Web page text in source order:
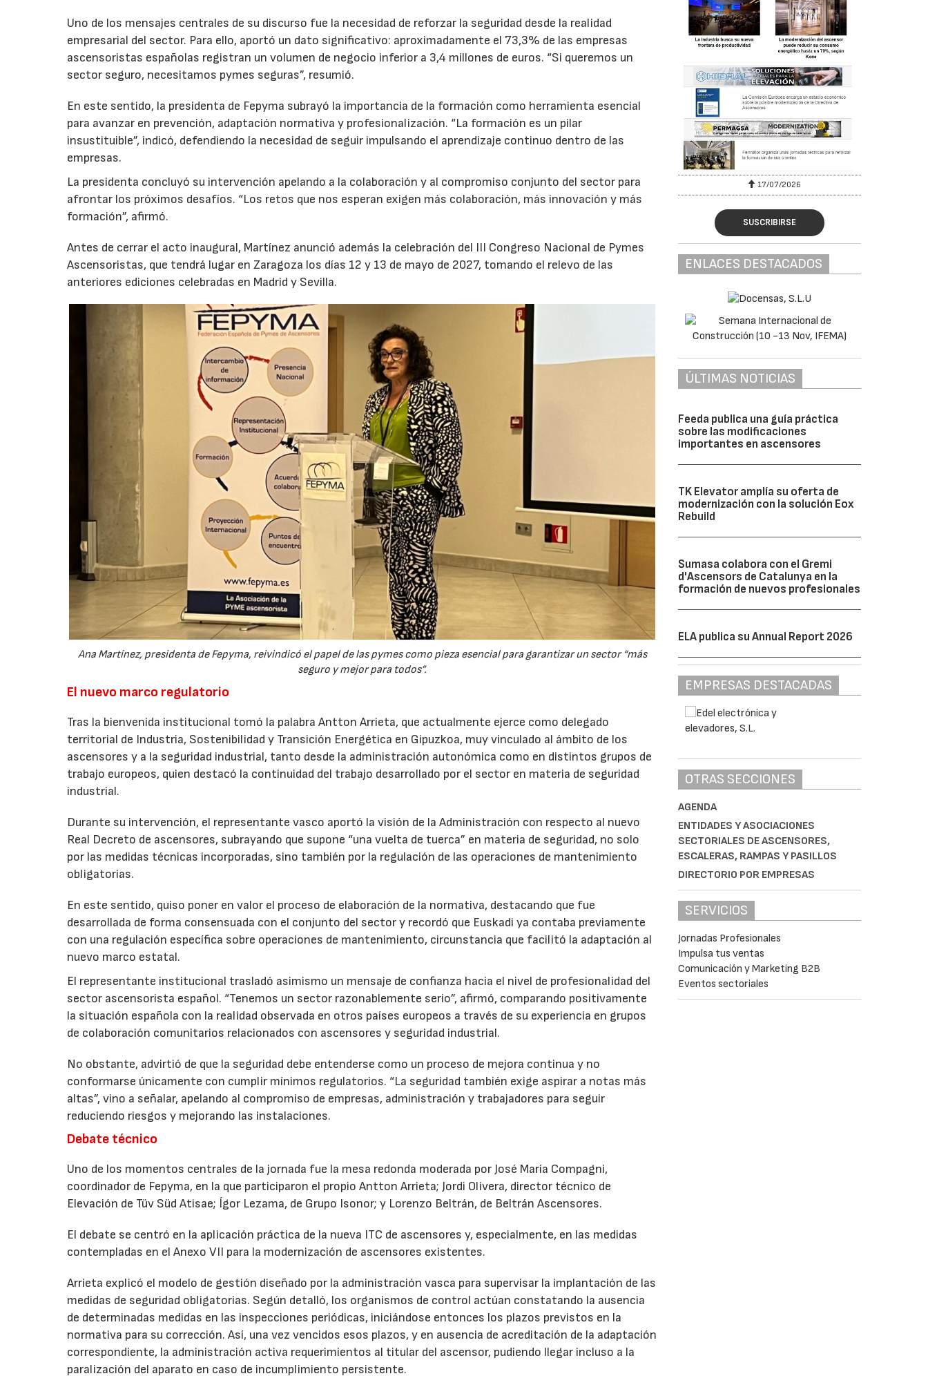
Uno de los mensajes centrales de su discurso fue la necesidad de reforzar la seguridad desde la realidad
empresarial del sector. Para ello, aportó un dato significativo: aproximadamente el 73,3% de las empresas
ascensoristas españolas registran un volumen de negocio inferior a 3,4 millones de euros. “Si queremos un
sector seguro, necesitamos pymes seguras”, resumió.
En este sentido, la presidenta de Fepyma subrayó la importancia de la formación como herramienta esencial
para avanzar en prevención, adaptación normativa y profesionalización. “La formación es un pilar
insustituible”, indicó, defendiendo la necesidad de seguir impulsando el aprendizaje continuo dentro de las
empresas.
La presidenta concluyó su intervención apelando a la colaboración y al compromiso conjunto del sector para
afrontar los próximos desafíos. “Los retos que nos esperan exigen más colaboración, más innovación y más
formación”, afirmó.
Antes de cerrar el acto inaugural, Martínez anunció además la celebración del III Congreso Nacional de Pymes
Ascensoristas, que tendrá lugar en Zaragoza los días 12 y 13 de mayo de 2027, tomando el relevo de las
anteriores ediciones celebradas en Madrid y Sevilla.
Ana Martínez, presidenta de Fepyma, reivindicó el papel de las pymes como pieza esencial para garantizar un sector “más
seguro y mejor para todos”.
El nuevo marco regulatorio
Tras la bienvenida institucional tomó la palabra Antton Arrieta, que actualmente ejerce como delegado
territorial de Industria, Sostenibilidad y Transición Energética en Gipuzkoa, muy vinculado al ámbito de los
ascensores y a la seguridad industrial, tanto desde la administración autonómica como en distintos grupos de
trabajo europeos, quien destacó la continuidad del trabajo desarrollado por el sector en materia de seguridad
industrial.
Durante su intervención, el representante vasco aportó la visión de la Administración con respecto al nuevo
Real Decreto de ascensores, subrayando que supone “una vuelta de tuerca” en materia de seguridad, no solo
por las medidas técnicas incorporadas, sino también por la regulación de las operaciones de mantenimiento
obligatorias.
En este sentido, quiso poner en valor el proceso de elaboración de la normativa, destacando que fue
desarrollada de forma consensuada con el conjunto del sector y recordó que Euskadi ya contaba previamente
con una regulación específica sobre operaciones de mantenimiento, circunstancia que facilitó la adaptación al
nuevo marco estatal.
El representante institucional trasladó asimismo un mensaje de confianza hacia el nivel de profesionalidad del
sector ascensorista español. “Tenemos un sector razonablemente serio”, afirmó, comparando positivamente
la situación española con la realidad observada en otros países europeos a través de su experiencia en grupos
de colaboración comunitarios relacionados con ascensores y seguridad industrial.
No obstante, advirtió de que la seguridad debe entenderse como un proceso de mejora continua y no
conformarse únicamente con cumplir mínimos regulatorios. “La seguridad también exige aspirar a notas más
altas”, vino a señalar, apelando al compromiso de empresas, administración y trabajadores para seguir
reduciendo riesgos y mejorando las instalaciones.
Debate técnico
Uno de los momentos centrales de la jornada fue la mesa redonda moderada por José María Compagni,
coordinador de Fepyma, en la que participaron el propio Antton Arrieta; Jordi Olivera, director técnico de
Elevación de Tüv Süd Atisae; Ígor Lezama, de Grupo Isonor; y Lorenzo Beltrán, de Beltrán Ascensores.
El debate se centró en la aplicación práctica de la nueva ITC de ascensores y, especialmente, en las medidas
contempladas en el Anexo VII para la modernización de ascensores existentes.
Arrieta explicó el modelo de gestión diseñado por la administración vasca para supervisar la implantación de las
medidas de seguridad obligatorias. Según detalló, los organismos de control actúan constatando la ausencia
de determinadas medidas en las inspecciones periódicas, iniciándose entonces los plazos previstos en la
normativa para su corrección. Así, una vez vencidos esos plazos, y en ausencia de acreditación de la adaptación
correspondiente, la administración activa requerimientos al titular del ascensor, pudiendo llegar incluso a la
paralización del aparato en caso de incumplimiento persistente.
17/07/2026 31/07/2026 17/07/2026
SUSCRIBIRSE
ENLACES DESTACADOS
ÚLTIMAS NOTICIAS
Feeda publica una guía práctica
sobre las modificaciones
importantes en ascensores
TK Elevator amplía su oferta de
modernización con la solución Eox
Rebuild
Sumasa colabora con el Gremi
d'Ascensors de Catalunya en la
formación de nuevos profesionales
ELA publica su Annual Report 2026
EMPRESAS DESTACADAS
OTRAS SECCIONES
AGENDA
ENTIDADES Y ASOCIACIONES
SECTORIALES DE ASCENSORES,
ESCALERAS, RAMPAS Y PASILLOS
DIRECTORIO POR EMPRESAS
SERVICIOS
Jornadas Profesionales
Impulsa tus ventas
Comunicación y Marketing B2B
Eventos sectoriales